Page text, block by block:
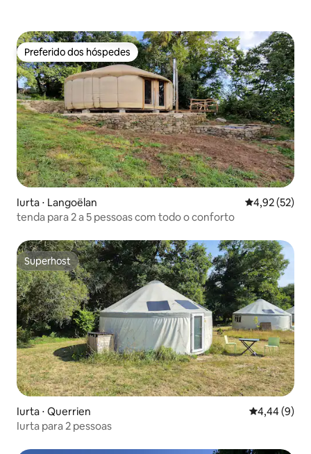
Preferido dos hóspedes
Preferido dos hóspedes
Iurta ⋅ Langoëlan 4,92 de uma
4,92 (52)
tenda para 2 a 5 pessoas com todo o conforto
Superhost
Superhost
Iurta ⋅ Querrien 4,44 de uma
4,44 (9)
Iurta para 2 pessoas